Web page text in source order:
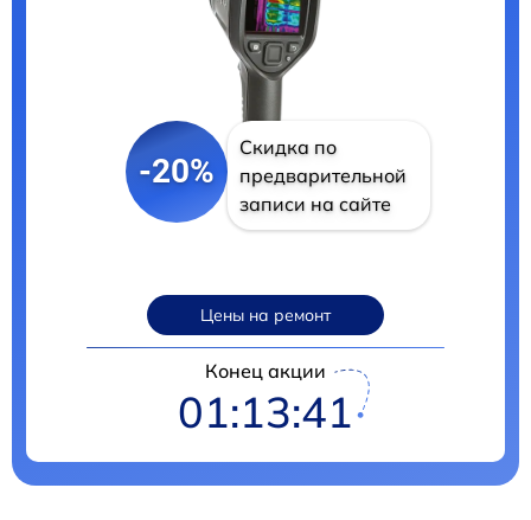
-20%
Скидка по
предварительной
записи на сайте
Цены на ремонт
Конец акции
01:13:40